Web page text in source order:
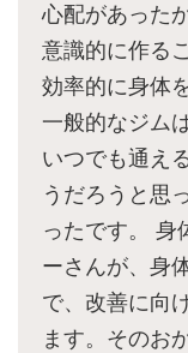
心配があった
意識的に作る
効率的に身体
一般的なジム
いつでも通え
うだろうと思
ったです。 身
ーさんが、身
で、改善に向
ます。そのお